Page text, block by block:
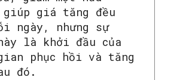
giúp giá tăng đều
ngày, nhưng sự
là khởi đầu của
phục hồi và tăng
đó.